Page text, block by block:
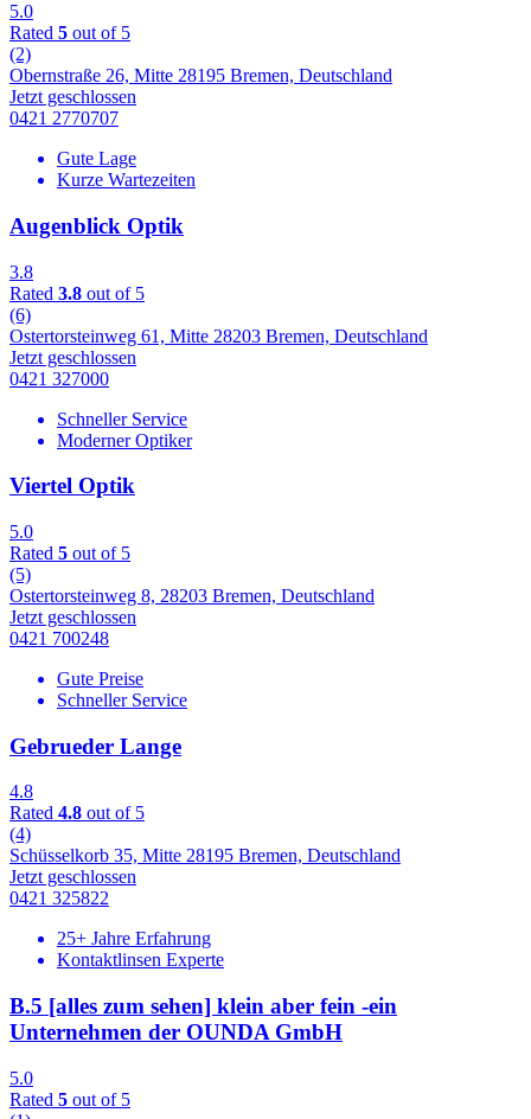
5.0
Rated 5 out of 5
(2)
Obernstraße 26, Mitte 28195 Bremen, Deutschland
Jetzt geschlossen
0421 2770707
Gute Lage
Kurze Wartezeiten
Augenblick Optik
3.8
Rated 3.8 out of 5
(6)
Ostertorsteinweg 61, Mitte 28203 Bremen, Deutschland
Jetzt geschlossen
0421 327000
Schneller Service
Moderner Optiker
Viertel Optik
5.0
Rated 5 out of 5
(5)
Ostertorsteinweg 8, 28203 Bremen, Deutschland
Jetzt geschlossen
0421 700248
Gute Preise
Schneller Service
Gebrueder Lange
4.8
Rated 4.8 out of 5
(4)
Schüsselkorb 35, Mitte 28195 Bremen, Deutschland
Jetzt geschlossen
0421 325822
25+ Jahre Erfahrung
Kontaktlinsen Experte
B.5 [alles zum sehen] klein aber fein -ein
Unternehmen der OUNDA GmbH
5.0
Rated 5 out of 5